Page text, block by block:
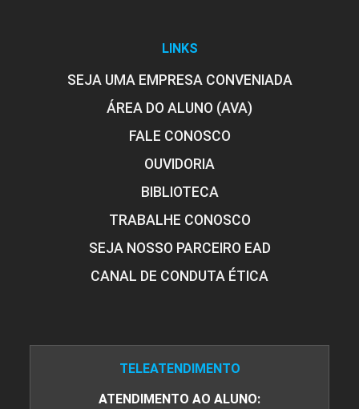
LINKS
SEJA UMA EMPRESA CONVENIADA
ÁREA DO ALUNO (AVA)
FALE CONOSCO
OUVIDORIA
BIBLIOTECA
TRABALHE CONOSCO
SEJA NOSSO PARCEIRO EAD
CANAL DE CONDUTA ÉTICA
TELEATENDIMENTO
ATENDIMENTO AO ALUNO: